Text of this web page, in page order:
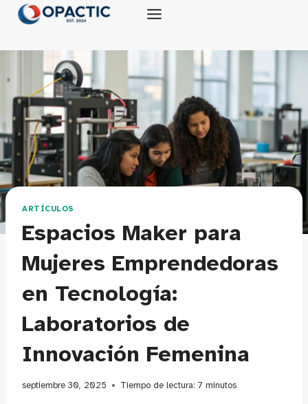
Saltar
ARTÍCULOS
Espacios Maker para
Mujeres Emprendedoras
en Tecnología:
Laboratorios de
Innovación Femenina
septiembre 30, 2025 Tiempo de lectura: 7 minutos